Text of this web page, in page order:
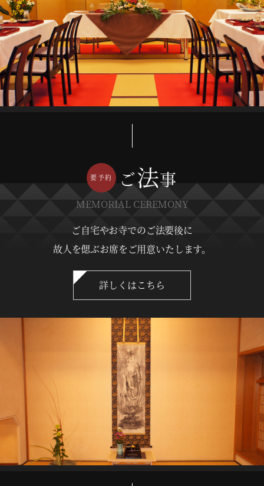
ご法事
MEMORIAL CEREMONY
ご自宅やお寺でのご法要後に
故人を偲ぶお席をご用意いたします。
詳しくはこちら